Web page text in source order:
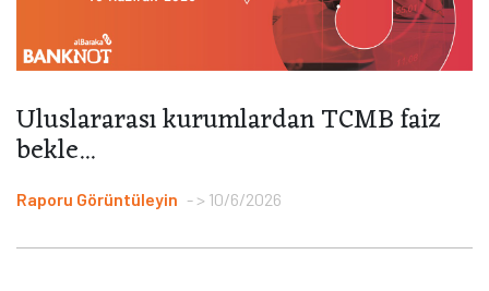
Uluslararası kurumlardan TCMB faiz
bekle...
Raporu Görüntüleyin > 10/6/2026